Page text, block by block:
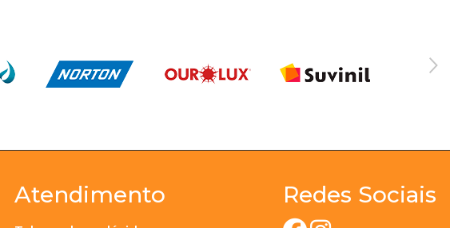
Atendimento Redes Sociais